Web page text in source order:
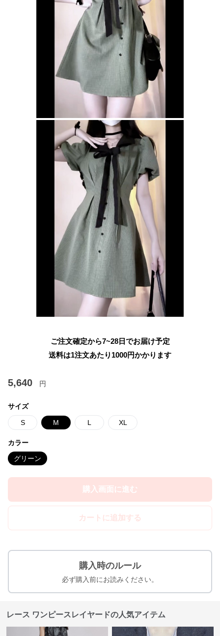
ご注文確定から7~28日でお届け予定
送料は1注文あたり 1000円かかります
5,640 円
サイズ
S M L XL
カラー
グリーン
購入画面に進む
カートに追加する
購入時のルール
必ず購入前にお読みください。
レース ワンピースレイヤードの人気アイテム